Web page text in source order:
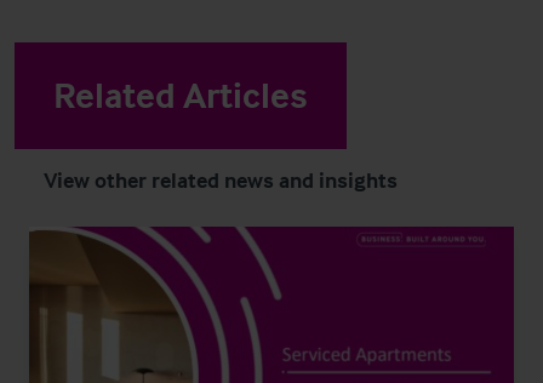
Related Articles
View other related news and insights